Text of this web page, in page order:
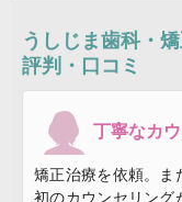
うしじま歯科・
評判・口コミ
丁寧なカ
矯正治療を依頼。ま
初のカウンセリング